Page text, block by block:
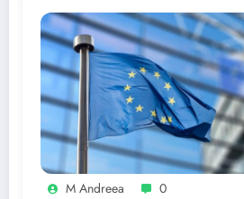
M Andreea 0